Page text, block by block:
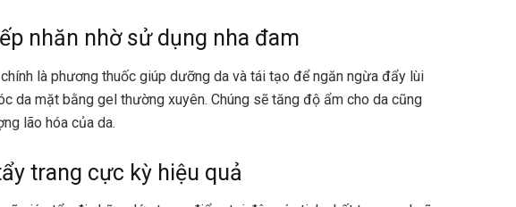
nhăn nhờ sử dụng nha đam
là phương thuốc giúp dưỡng da và tái tạo để ngăn ngừa đẩy lùi
da mặt bằng gel thường xuyên. Chúng sẽ tăng độ ẩm cho da cũng
lão hóa của da.
trang cực kỳ hiệu quả